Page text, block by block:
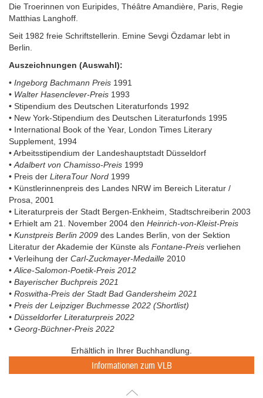
Die Troerinnen von Euripides, Théâtre Amandière, Paris, Regie
Matthias Langhoff.
Seit 1982 freie Schriftstellerin. Emine Sevgi Özdamar lebt in
Berlin.
Auszeichnungen (Auswahl):
• Ingeborg Bachmann Preis 1991
• Walter Hasenclever-Preis 1993
• Stipendium des Deutschen Literaturfonds 1992
• New York-Stipendium des Deutschen Literaturfonds 1995
• International Book of the Year, London Times Literary
Supplement, 1994
• Arbeitsstipendium der Landeshauptstadt Düsseldorf
• Adalbert von Chamisso-Preis 1999
• Preis der LiteraTour Nord 1999
• Künstlerinnenpreis des Landes NRW im Bereich Literatur /
Prosa, 2001
• Literaturpreis der Stadt Bergen-Enkheim, Stadtschreiberin 2003
• Erhielt am 21. November 2004 den Heinrich-von-Kleist-Preis
• Kunstpreis Berlin 2009 des Landes Berlin, von der Sektion
Literatur der Akademie der Künste als Fontane-Preis verliehen
• Verleihung der Carl-Zuckmayer-Medaille 2010
• Alice-Salomon-Poetik-Preis 2012
• Bayerischer Buchpreis 2021
• Roswitha-Preis der Stadt Bad Gandersheim 2021
• Preis der Leipziger Buchmesse 2022 (Shortlist)
• Düsseldorfer Literaturpreis 2022
• Georg-Büchner-Preis 2022
Erhältlich in Ihrer Buchhandlung.
Informationen zum VLB